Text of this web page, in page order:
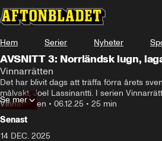
Hem Serier Nyheter
AVSNITT 3: Norrländsk lugn,
Vinnarrätten
Det har blivit dags att träffa förra årets
målvakt, Joel Lassinantti. I serien
Joels inte så vanliga träningsrutin och
på absolut bästa sätt. Till middag blir det
och lingonsylt.
Vinnarrätten • 06.12.25 • 25 min
Se mer
Senast
14 DEC. 2025